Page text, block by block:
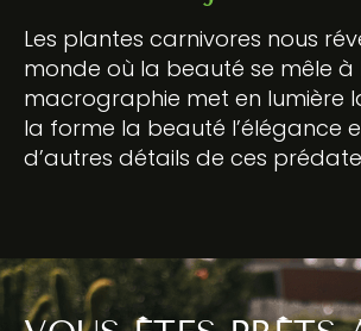
Les plantes carnivores nous
monde où la beauté se mêle à
macrographie met en lumière
la forme la beauté l’élégance
d’autres détails de ces